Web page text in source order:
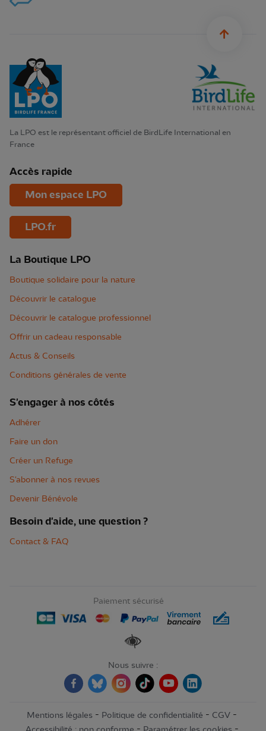
La LPO est le représentant officiel de BirdLife International en
France
Accès rapide
Mon espace LPO
LPO.fr
La Boutique LPO
Boutique solidaire pour la nature
Découvrir le catalogue
Découvrir le catalogue professionnel
Offrir un cadeau responsable
Actus & Conseils
Conditions générales de vente
S'engager à nos côtés
Adhérer
Faire un don
Créer un Refuge
S'abonner à nos revues
Devenir Bénévole
Besoin d'aide, une question ?
Contact & FAQ
Paiement sécurisé
Renforcer les contrastes
Nous suivre :
Mentions légales - Politique de confidentialité - CGV -
- -